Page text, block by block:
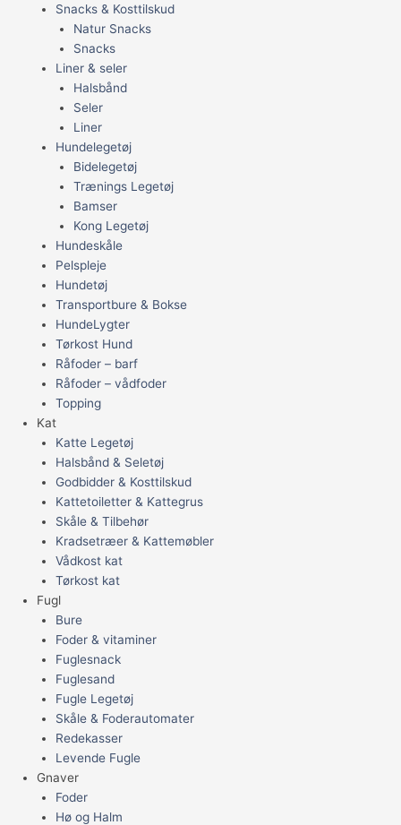
Snacks & Kosttilskud
Natur Snacks
Snacks
Liner & seler
Halsbånd
Seler
Liner
Hundelegetøj
Bidelegetøj
Trænings Legetøj
Bamser
Kong Legetøj
Hundeskåle
Pelspleje
Hundetøj
Transportbure & Bokse
HundeLygter
Tørkost Hund
Råfoder – barf
Råfoder – vådfoder
Topping
Kat
Katte Legetøj
Halsbånd & Seletøj
Godbidder & Kosttilskud
Kattetoiletter & Kattegrus
Skåle & Tilbehør
Kradsetræer & Kattemøbler
Vådkost kat
Tørkost kat
Fugl
Bure
Foder & vitaminer
Fuglesnack
Fuglesand
Fugle Legetøj
Skåle & Foderautomater
Redekasser
Levende Fugle
Gnaver
Foder
Hø og Halm